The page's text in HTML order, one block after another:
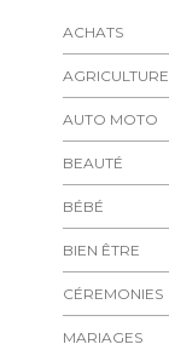
ACHATS
AGRICULTURE
AUTO MOTO
BEAUTÉ
BÉBÉ
BIEN ÊTRE
CÉREMONIES
MARIAGES